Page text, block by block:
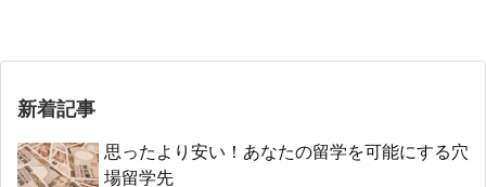
新着記事
思ったより安い！あなたの留学を可能にする穴
場留学先